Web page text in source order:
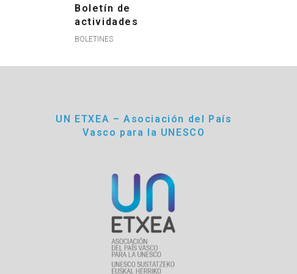
Boletín de
actividades
BOLETINES
UN ETXEA – Asociación del País
Vasco para la UNESCO